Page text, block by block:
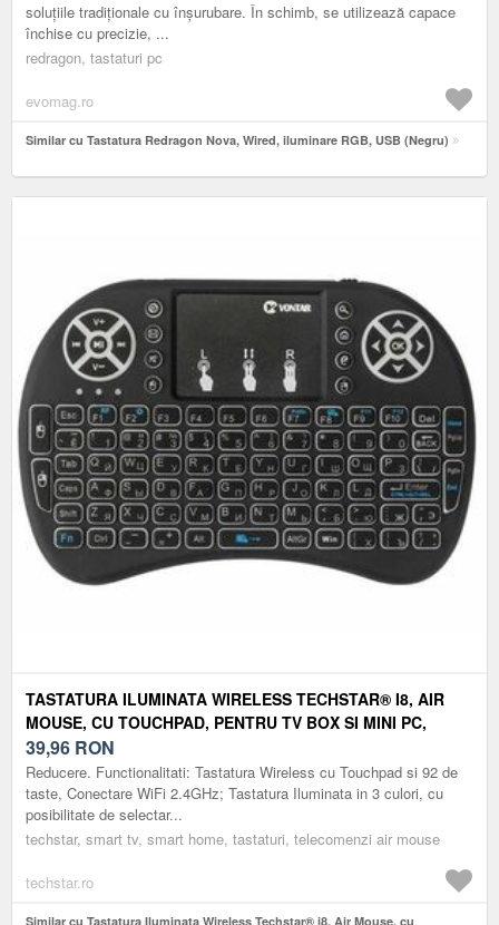
soluțiile tradiționale cu înșurubare. În schimb, se utilizează capace
închise cu precizie, ...
redragon, tastaturi pc
evomag.ro
Similar cu Tastatura Redragon Nova, Wired, iluminare RGB, USB (Negru)
TASTATURA ILUMINATA WIRELESS TECHSTAR® I8, AIR
MOUSE, CU TOUCHPAD, PENTRU TV BOX SI MINI PC,
ANDROID TV, SMART TV, PC, LAPTOP
39,96 RON
Reducere. Functionalitati: Tastatura Wireless cu Touchpad si 92 de
taste, Conectare WiFi 2.4GHz; Tastatura Iluminata in 3 culori, cu
posibilitate de selectar...
techstar, smart tv, smart home, tastaturi, telecomenzi air mouse
techstar.ro
Similar cu Tastatura Iluminata Wireless Techstar® i8, Air Mouse, cu